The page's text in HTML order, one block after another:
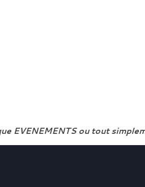
EVENEMENTS ou tout